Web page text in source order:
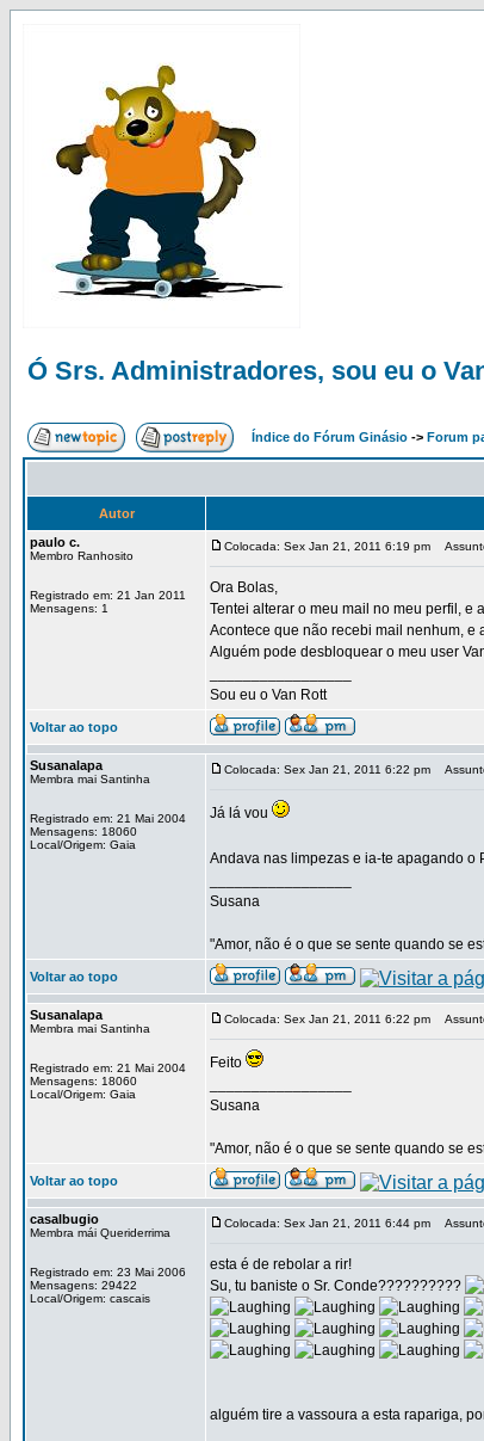
Ó Srs. Administradores, sou eu o
Índice do Fórum Ginásio -> Forum
Autor
paulo c.
Membro Ranhosito
Registrado em: 21 Jan 2011
Mensagens: 1
Colocada: Sex Jan 21, 2011 6:19 pm
Ora Bolas,
Tentei alterar o meu mail no meu perfil,
Acontece que não recebi mail nenhum,
Alguém pode desbloquear o meu user
Sou eu o Van Rott
Voltar ao topo
Susanalapa
Membra mai Santinha
Registrado em: 21 Mai 2004
Mensagens: 18060
Local/Origem: Gaia
Colocada: Sex Jan 21, 2011 6:22 pm
Já lá vou
Andava nas limpezas e ia-te apagando o
Susana
"Amor, não é o que se sente quando se
Voltar ao topo
Susanalapa
Membra mai Santinha
Registrado em: 21 Mai 2004
Mensagens: 18060
Local/Origem: Gaia
Colocada: Sex Jan 21, 2011 6:22 pm
Feito
Susana
"Amor, não é o que se sente quando se
Voltar ao topo
casalbugio
Membra mái Queriderrima
Registrado em: 23 Mai 2006
Mensagens: 29422
Local/Origem: cascais
Colocada: Sex Jan 21, 2011 6:44 pm
esta é de rebolar a rir!
Su, tu baniste o Sr. Conde??????????
alguém tire a vassoura a esta rapariga,